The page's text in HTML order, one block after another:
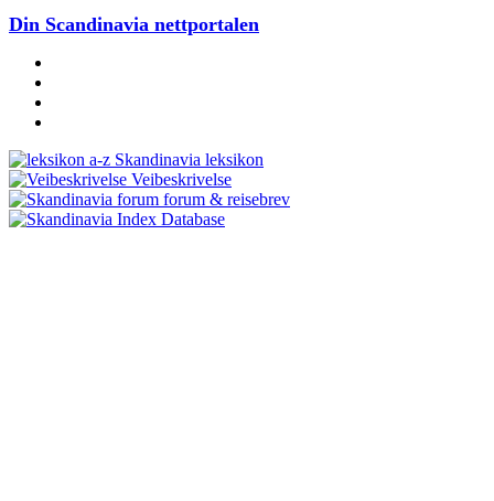
Din Scandinavia nettportalen
Skandinavia leksikon
Veibeskrivelse
forum & reisebrev
Database